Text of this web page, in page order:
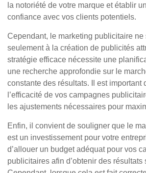
la notoriété de votre marque et établir
confiance avec vos clients potentiels.
Cependant, le marketing publicitaire ne
seulement à la création de publicités
stratégie efficace nécessite une
une recherche approfondie sur le
constante des résultats. Il est important
l’efficacité de vos campagnes
les ajustements nécessaires pour
Enfin, il convient de souligner que le
est un investissement pour votre
d’allouer un budget adéquat pour vos
publicitaires afin d’obtenir des résultats